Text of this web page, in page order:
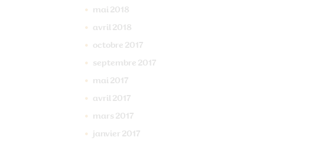
mai 2018
avril 2018
octobre 2017
septembre 2017
mai 2017
avril 2017
mars 2017
janvier 2017